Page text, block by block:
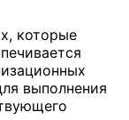
которые
выполнения